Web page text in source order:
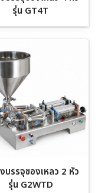
รุ่น GT4T
บรรจุของเหลว 2 หัว
รุ่น G2WTD